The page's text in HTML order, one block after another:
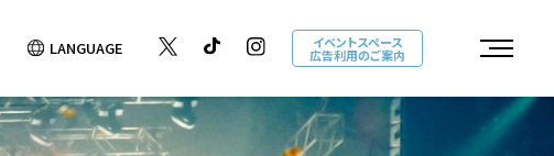
LANGUAGE イベントスペース
広告利用のご案内